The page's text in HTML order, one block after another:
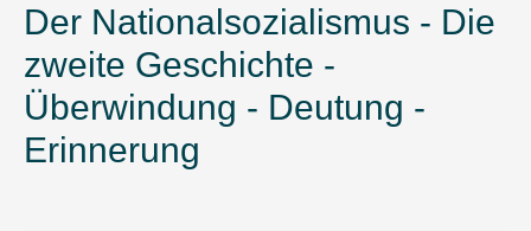
Der Nationalsozialismus - Die
zweite Geschichte -
Überwindung - Deutung -
Erinnerung